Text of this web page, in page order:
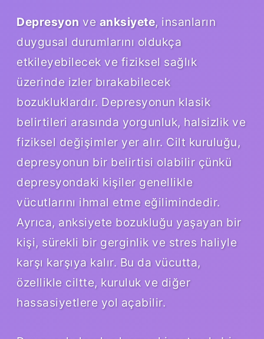
Depresyonve anksiyete, insanların
duygusal durumlarını oldukça
etkileyebilecek ve fiziksel sağlık
üzerinde izler bırakabilecek
bozukluklardır. Depresyonun klasik
belirtileri arasında yorgunluk, halsizlik ve
fiziksel değişimler yer alır. Cilt kuruluğu,
depresyonun bir belirtisi olabilir çünkü
depresyondaki kişiler genellikle
vücutlarını ihmal etme eğilimindedir.
Ayrıca, anksiyete bozukluğu yaşayan bir
kişi, sürekli bir gerginlik ve stres haliyle
karşı karşıya kalır. Bu da vücutta,
özellikle ciltte, kuruluk ve diğer
hassasiyetlere yol açabilir.